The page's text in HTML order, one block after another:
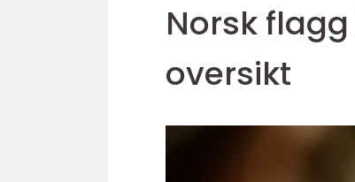
Norsk
oversikt